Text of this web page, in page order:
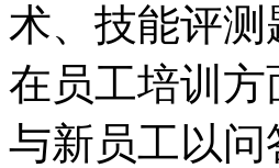
术、技能评
在员工培训方
与新员工以问